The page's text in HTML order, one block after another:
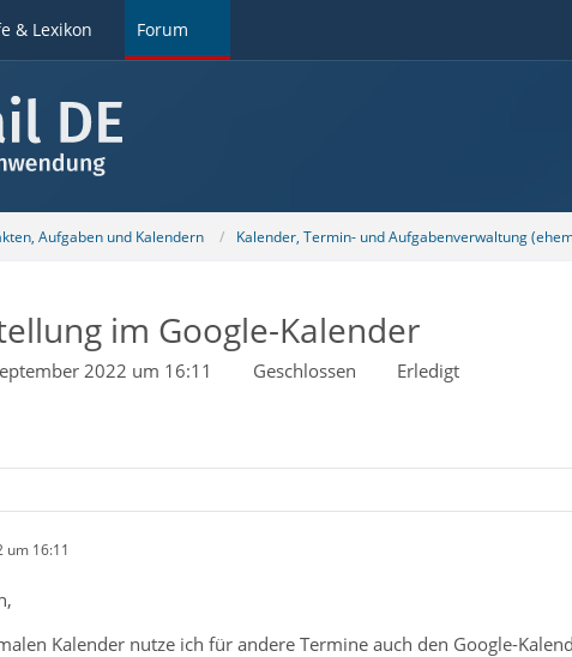
& Lexikon Forum
Aufgaben und Kalendern Kalender, Termin- und Aufgabenverwaltung
im Google-Kalender
2022 um 16:11 Geschlossen Erledigt
um 16:11
Kalender nutze ich für andere Termine auch den Google-